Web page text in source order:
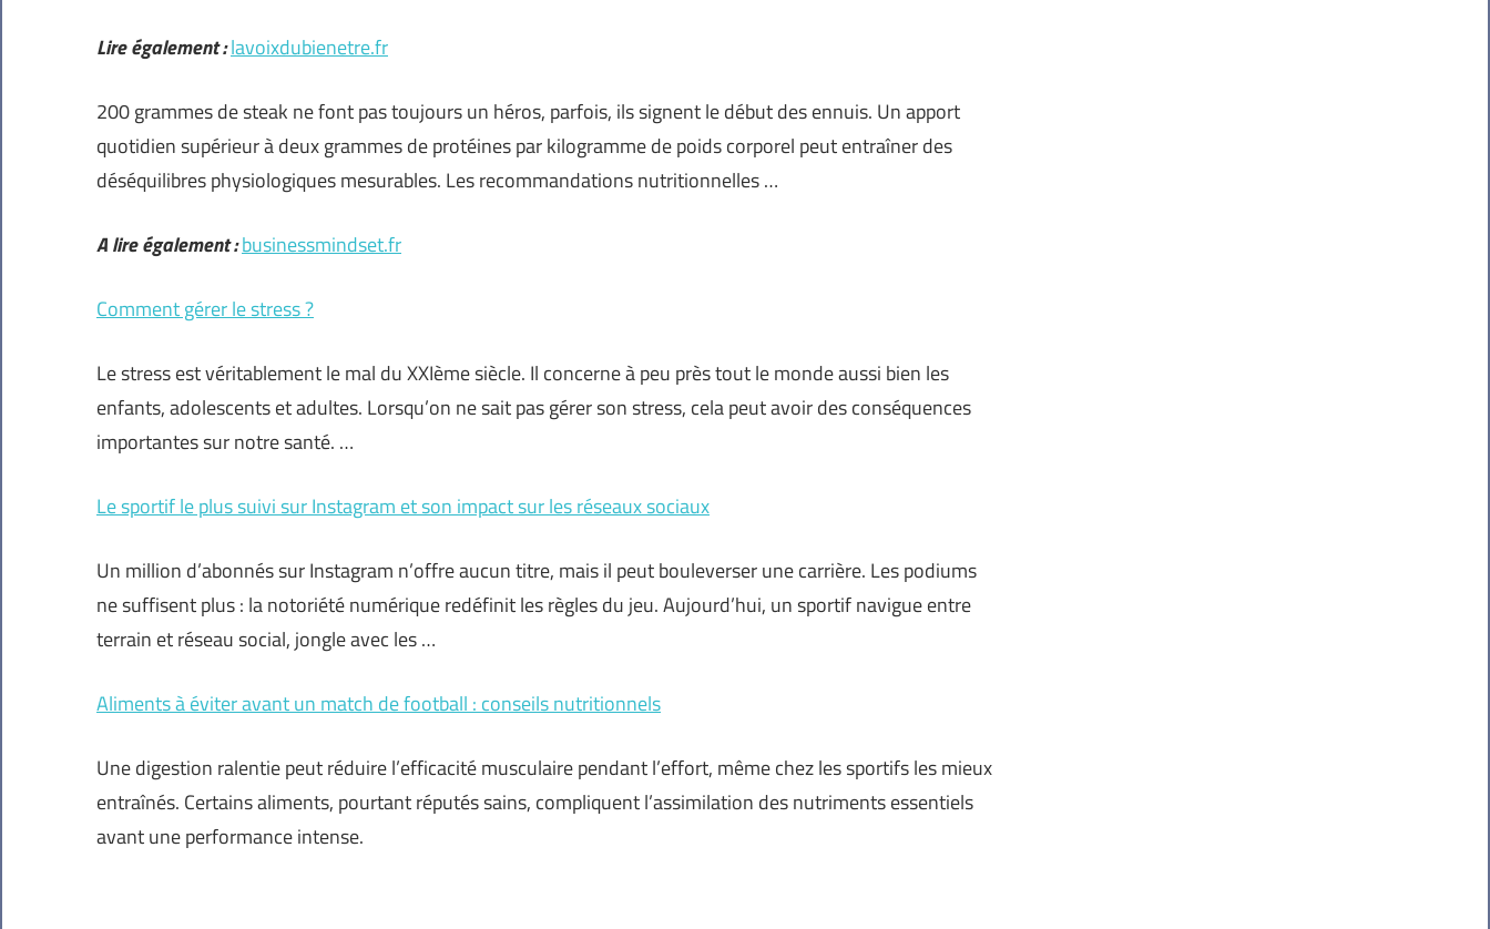
Lire également :lavoixdubienetre.fr
200 grammes de steak ne font pas toujours un héros, parfois, ils signent le début des ennuis. Un apport
quotidien supérieur à deux grammes de protéines par kilogramme de poids corporel peut entraîner des
déséquilibres physiologiques mesurables. Les recommandations nutritionnelles …
A lire également :businessmindset.fr
Comment gérer le stress ?
Le stress est véritablement le mal du XXIème siècle. Il concerne à peu près tout le monde aussi bien les
enfants, adolescents et adultes. Lorsqu’on ne sait pas gérer son stress, cela peut avoir des conséquences
importantes sur notre santé. …
Le sportif le plus suivi sur Instagram et son impact sur les réseaux sociaux
Un million d’abonnés sur Instagram n’offre aucun titre, mais il peut bouleverser une carrière. Les podiums
ne suffisent plus : la notoriété numérique redéfinit les règles du jeu. Aujourd’hui, un sportif navigue entre
terrain et réseau social, jongle avec les …
Aliments à éviter avant un match de football : conseils nutritionnels
Une digestion ralentie peut réduire l’efficacité musculaire pendant l’effort, même chez les sportifs les mieux
entraînés. Certains aliments, pourtant réputés sains, compliquent l’assimilation des nutriments essentiels
avant une performance intense.